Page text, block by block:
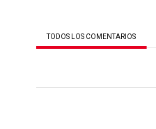
TODOS LOS COMENTARIOS